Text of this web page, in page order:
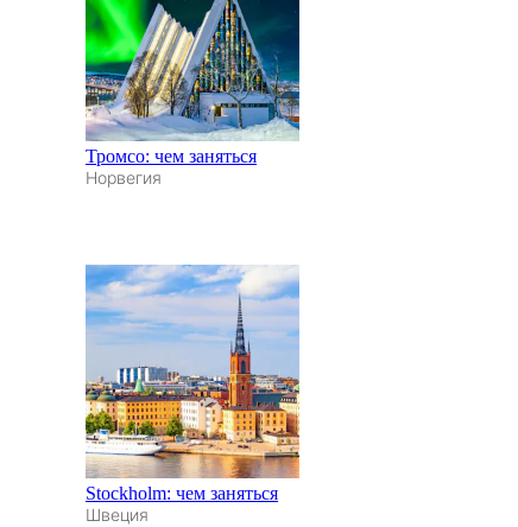
Тромсо: чем заняться
Норвегия
Stockholm: чем заняться
Швеция